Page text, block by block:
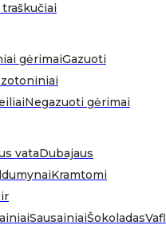
gėrimaiGazuoti
Negazuoti gėrimai
vataDubajaus
Kramtomi
SausainiaiŠokoladas